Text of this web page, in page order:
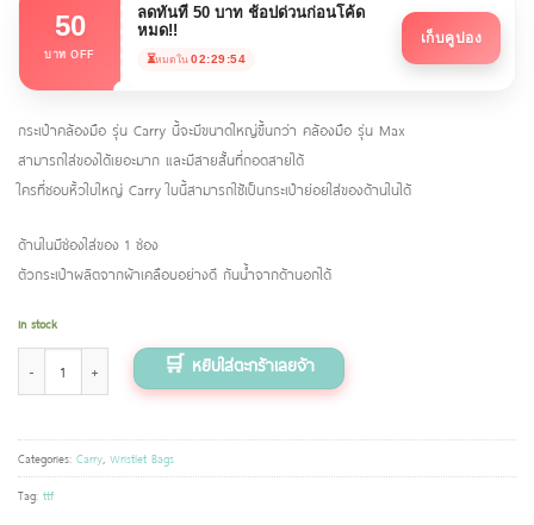
50
บาท OFF
ลดทันที 50 บาท ช้อปด่วนก่อนโค้ด
หมด!!
⏳หมดใน 02:29:54
เก็บคูปอง
กระเป๋าคล้องมือ รุ่น Carry นี้จะมีขนาดใหญ่ขึ้นกว่า คล้องมือ รุ่น Max
สามารถใส่ของได้เยอะมาก และมีสายสั้นที่ถอดสายได้
ใครที่ชอบหิ้วใบใหญ่ Carry ใบนี้สามารถใช้เป็นกระเป๋าย่อยใส่ของด้านในได้
ด้านในมีช่องใส่ของ 1 ช่อง
ตัวกระเป๋าผลิตจากผ้าเคลือบอย่างดี กันน้ำจากด้านอกได้
In stock
กระเป๋าคล้องมือ รุ่น Carry ลายกระต่ายปีเตอร์ (Creamy สายสีครีม) quantity
Categories: Carry, Wristlet Bags
Tag: ttf